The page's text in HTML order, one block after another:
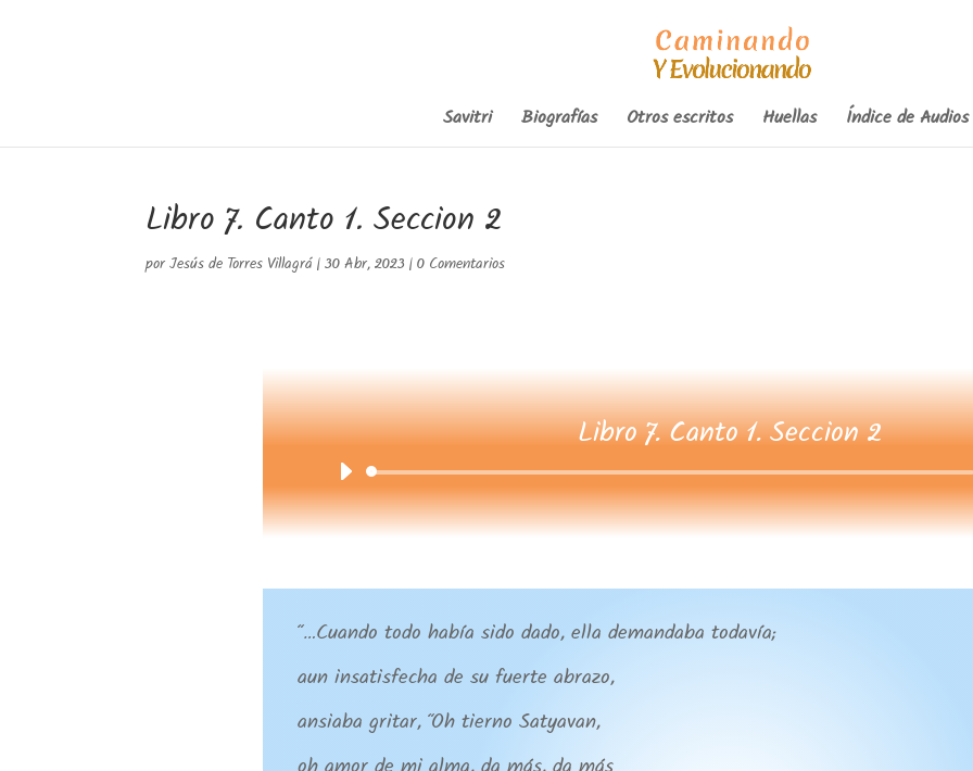
Savitri Biografías Otros escritos Huellas Índice de Audios
Libro 7. Canto 1. Seccion 2
porJesús de Torres Villagrá |30 Abr, 2023 |0 Comentarios
Libro 7. Canto 1. Seccion 2
Reproductor
de
audio
“…Cuando todo había sido dado, ella demandaba todavía;
aun insatisfecha de su fuerte abrazo,
ansiaba gritar, “Oh tierno Satyavan,